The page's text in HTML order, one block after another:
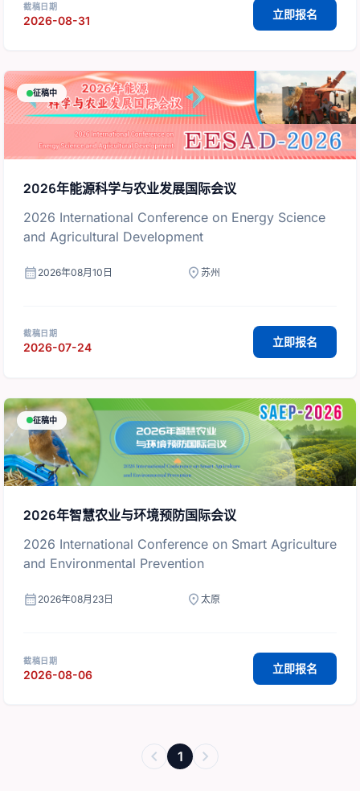
截稿日期
2026-08-31 立即报名
征稿中
2026年能源科学与农业发展国际会议
2026 International Conference on Energy Science
and Agricultural Development
calendar_month 2026年08月10日 location_on 苏州
截稿日期
2026-07-24 立即报名
征稿中
2026年智慧农业与环境预防国际会议
2026 International Conference on Smart Agriculture
and Environmental Prevention
calendar_month 2026年08月23日 location_on 太原
截稿日期
2026-08-06 立即报名
chevron_left 1 chevron_right